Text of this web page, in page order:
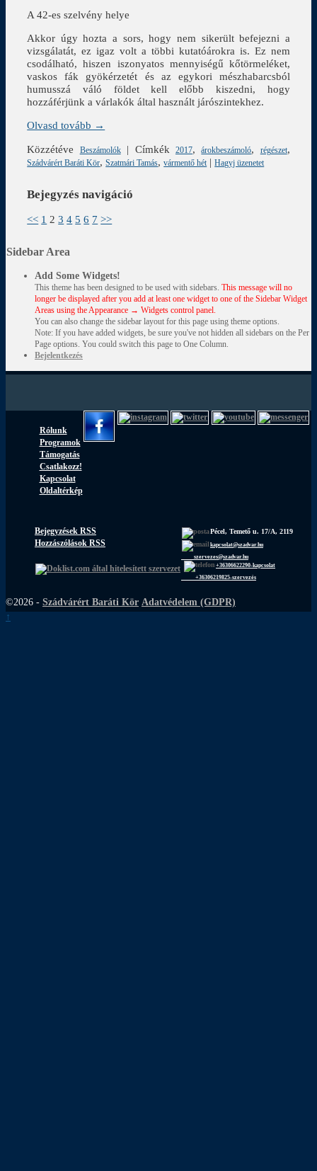
A 42-es szelvény helye
Akkor úgy hozta a sors, hogy nem sikerült befejezni a
vizsgálatát, ez igaz volt a többi kutatóárokra is. Ez nem
csodálható, hiszen iszonyatos mennyiségű kőtörmeléket,
vaskos fák gyökérzetét és az egykori mészhabarcsból
humusszá váló földet kell előbb kiszedni, hogy
hozzáférjünk a várlakók által használt járószintekhez.
Olvasd tovább →
Közzétéve
Beszámolók| Címkék 2017,árokbeszámoló, régészet,
Szádvárért Baráti Kör,Szatmári Tamás,vármentő hét |Hagyj üzenetet
Bejegyzés navigáció
<< 1 2 3 4 5 6 7 >>
Sidebar Area
Add Some Widgets!
This theme has been designed to be used with sidebars. This message will no
longer be displayed after you add at least one widget to one of the Sidebar Widget
Areas using the Appearance → Widgets control panel.
You can also change the sidebar layout for this page using theme options.
Note: If you have added widgets, be sure you've not hidden all sidebars on the Per
Page options. You could switch this page to One Column.
Bejelentkezés
Rólunk
Programok
Támogatás
Csatlakozz!
Kapcsolat
Oldaltérkép
Bejegyzések RSS
Hozzászólások RSS
Pécel, Temető u. 17/A, 2119
kapcsolat@szadvar.hu
szervezes@szadvar.hu
+36306622290-kapcsolat
+36306219825-szervezés
©2026 - Szádvárért Baráti Kör Adatvédelem (GDPR)
↑